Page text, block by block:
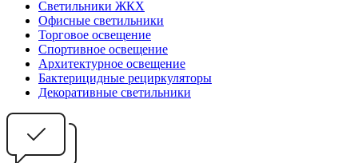
Светильники ЖКХ
Офисные светильники
Торговое освещение
Спортивное освещение
Архитектурное освещение
Бактерицидные рециркуляторы
Декоративные светильники